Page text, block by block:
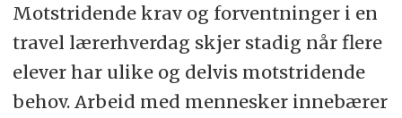
Motstridende krav og forventninger i en
travel lærerhverdag skjer stadig når flere
elever har ulike og delvis motstridende
behov. Arbeid med mennesker innebærer